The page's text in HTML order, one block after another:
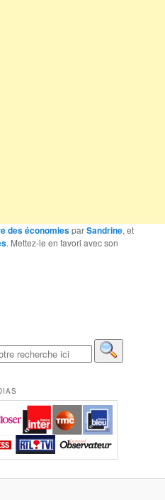
des économiesparSandrine, et
. Mettez-le en favori avec son